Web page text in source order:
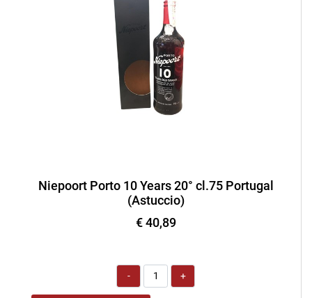
Niepoort Porto 10 Years 20° cl.75 Portugal
(Astuccio)
€ 40,89
Quantità